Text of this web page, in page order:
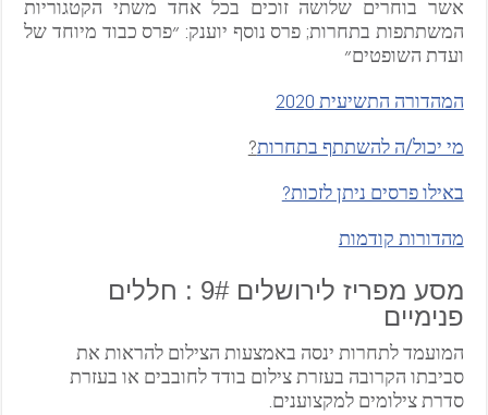
אשר בוחרים שלושה זוכים בכל אחד משתי הקטגוריות
המשתתפות בתחרות; פרס נוסף יוענק: ״פרס כבוד מיוחד של
ועדת השופטים״
המהדורה התשיעית 2020
מי יכול/ה להשתתף בתחרות?
באילו פרסים ניתן לזכות?
מהדורות קודמות
מסע מפריז לירושלים 9# : חללים
פנימיים
המועמד לתחרות ינסה באמצעות הצילום להראות את
סביבתו הקרובה בעזרת צילום בודד לחובבים או בעזרת
סדרת צילומים למקצוענים.